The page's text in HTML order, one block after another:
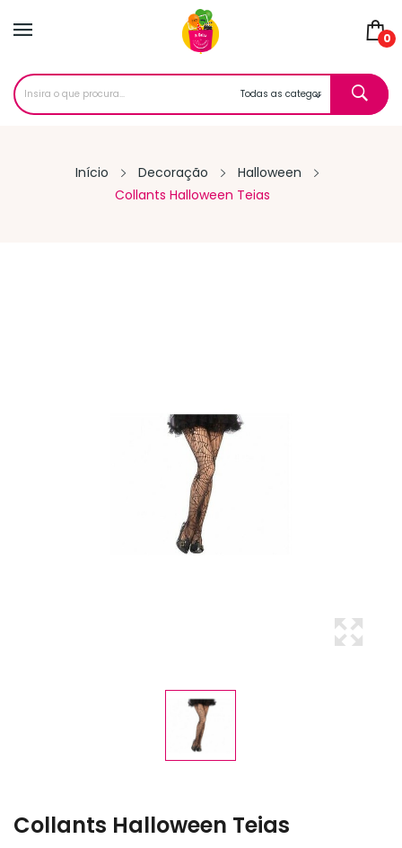
0
Início Decoração
Halloween
Collants Halloween Teias
Collants Halloween Teias